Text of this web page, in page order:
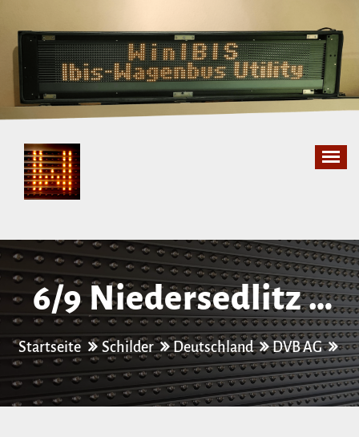
springen
6/​9 Niedersedlitz –
Kleinzschachwitz
Startseite Schilder Deutschland DVB AG